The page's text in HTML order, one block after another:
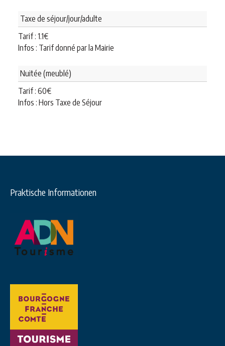
Taxe de séjour/jour/adulte
Tarif : 1.1€
Infos : Tarif donné par la Mairie
Nuitée (meublé)
Tarif : 60€
Infos : Hors Taxe de Séjour
Praktische Informationen